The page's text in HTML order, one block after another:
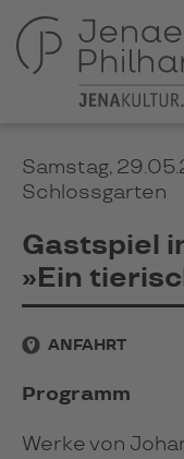
Samstag,
Schlossgarten
Gastspiel
»Ein
ANFAHRT
Programm
Werke von